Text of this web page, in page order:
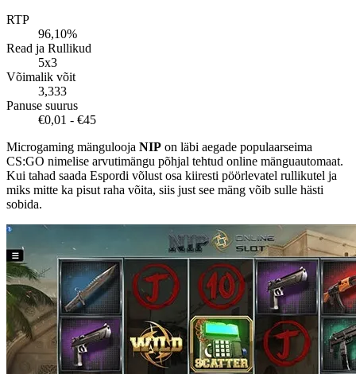
RTP
96,10%
Read ja Rullikud
5x3
Võimalik võit
3,333
Panuse suurus
€0,01 - €45
Microgaming mängulooja NIP on läbi aegade populaarseima
CS:GO nimelise arvutimängu põhjal tehtud online mänguautomaat.
Kui tahad saada Espordi võlust osa kiiresti pöörlevatel rullikutel ja
miks mitte ka pisut raha võita, siis just see mäng võib sulle hästi
sobida.